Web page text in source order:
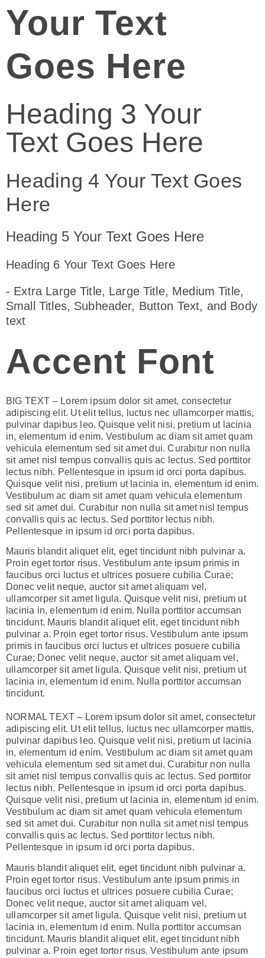
Your Text
Goes Here
Heading 3 Your
Text Goes Here
Heading 4 Your Text Goes
Here
Heading 5 Your Text Goes Here
Heading 6 Your Text Goes Here
- Extra Large Title, Large Title, Medium Title,
Small Titles, Subheader, Button Text, and Body
text
Accent Font
BIG TEXT – Lorem ipsum dolor sit amet, consectetur
adipiscing elit. Ut elit tellus, luctus nec ullamcorper mattis,
pulvinar dapibus leo. Quisque velit nisi, pretium ut lacinia
in, elementum id enim. Vestibulum ac diam sit amet quam
vehicula elementum sed sit amet dui. Curabitur non nulla
sit amet nisl tempus convallis quis ac lectus. Sed porttitor
lectus nibh. Pellentesque in ipsum id orci porta dapibus.
Quisque velit nisi, pretium ut lacinia in, elementum id enim.
Vestibulum ac diam sit amet quam vehicula elementum
sed sit amet dui. Curabitur non nulla sit amet nisl tempus
convallis quis ac lectus. Sed porttitor lectus nibh.
Pellentesque in ipsum id orci porta dapibus.
Mauris blandit aliquet elit, eget tincidunt nibh pulvinar a.
Proin eget tortor risus. Vestibulum ante ipsum primis in
faucibus orci luctus et ultrices posuere cubilia Curae;
Donec velit neque, auctor sit amet aliquam vel,
ullamcorper sit amet ligula. Quisque velit nisi, pretium ut
lacinia in, elementum id enim. Nulla porttitor accumsan
tincidunt. Mauris blandit aliquet elit, eget tincidunt nibh
pulvinar a. Proin eget tortor risus. Vestibulum ante ipsum
primis in faucibus orci luctus et ultrices posuere cubilia
Curae; Donec velit neque, auctor sit amet aliquam vel,
ullamcorper sit amet ligula. Quisque velit nisi, pretium ut
lacinia in, elementum id enim. Nulla porttitor accumsan
tincidunt.
NORMAL TEXT – Lorem ipsum dolor sit amet, consectetur
adipiscing elit. Ut elit tellus, luctus nec ullamcorper mattis,
pulvinar dapibus leo. Quisque velit nisi, pretium ut lacinia
in, elementum id enim. Vestibulum ac diam sit amet quam
vehicula elementum sed sit amet dui. Curabitur non nulla
sit amet nisl tempus convallis quis ac lectus. Sed porttitor
lectus nibh. Pellentesque in ipsum id orci porta dapibus.
Quisque velit nisi, pretium ut lacinia in, elementum id enim.
Vestibulum ac diam sit amet quam vehicula elementum
sed sit amet dui. Curabitur non nulla sit amet nisl tempus
convallis quis ac lectus. Sed porttitor lectus nibh.
Pellentesque in ipsum id orci porta dapibus.
Mauris blandit aliquet elit, eget tincidunt nibh pulvinar a.
Proin eget tortor risus. Vestibulum ante ipsum primis in
faucibus orci luctus et ultrices posuere cubilia Curae;
Donec velit neque, auctor sit amet aliquam vel,
ullamcorper sit amet ligula. Quisque velit nisi, pretium ut
lacinia in, elementum id enim. Nulla porttitor accumsan
tincidunt. Mauris blandit aliquet elit, eget tincidunt nibh
pulvinar a. Proin eget tortor risus. Vestibulum ante ipsum